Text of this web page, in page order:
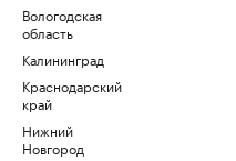
Вологодская
область
Калининград
Краснодарский
край
Нижний
Новгород